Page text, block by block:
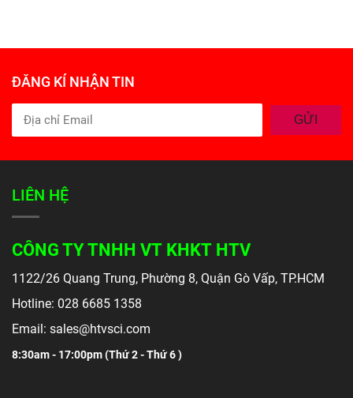
ĐĂNG KÍ NHẬN TIN
GỬI
LIÊN HỆ
CÔNG TY TNHH VT KHKT HTV
1122/26 Quang Trung, Phường 8, Quận Gò Vấp, TP.HCM
Hotline: 028 6685 1358
Email: sales@htvsci.com
8:30am - 17:00pm (Thứ 2 - Thứ 6 )